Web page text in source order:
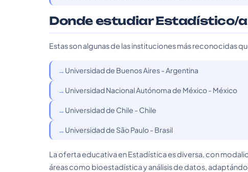
Donde estudiar Estadístico/
Estas son algunas de las instituciones más reconocidas
Universidad de Buenos Aires - Argentina
Universidad Nacional Autónoma de México - México
Universidad de Chile - Chile
Universidad de São Paulo - Brasil
La oferta educativa en Estadística es diversa, con
áreas como bioestadística y análisis de datos,